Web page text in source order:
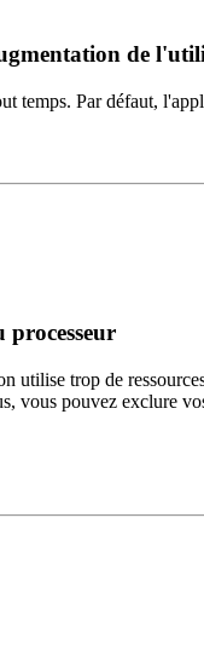
de
temps. Par défaut,
processeur
utilise trop de
vous pouvez exclure